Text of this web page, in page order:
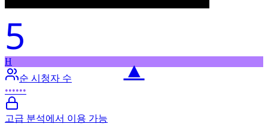
5
▲
H
순 시청자 수
••••••
고급 분석에서 이용 가능